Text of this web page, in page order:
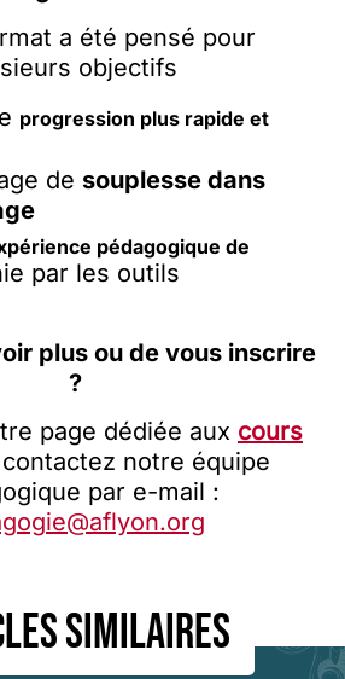
a été pensé pour
objectifs
progression plus rapide et
de souplesse dans
pédagogique de
par les outils
plus ou de vous inscrire
?
page dédiée aux cours
notre équipe
par e-mail :
similaires